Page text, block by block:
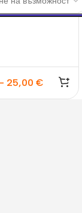
25,00 €